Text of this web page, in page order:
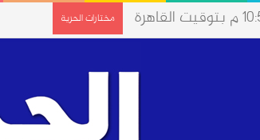
مختارات الحرية